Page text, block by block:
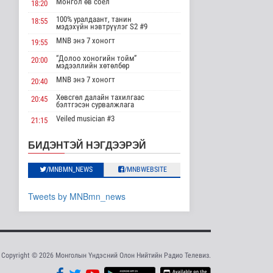
эрхлэгчдийг дэмжих
Нийгэм
2026-08-08 17:16
Сүхбаатар суманд
баригдаж буй 70 МВт-
ын хүчин ча..
Улс төр
2026-08-08 17:02
ашиглалтад орох..
2026-08-08 15:56
Улаанбаатарт шөнөдөө
2026-08-08 15:01
Хүүхдийн эрүүл,
18:20
18:55
100% уралдаант, танин
мэдэхүйн нэвтрүүлэг S2 #9
19:55
MNB энэ 7 хоногт
20:00
“Долоо хоногийн тойм”
мэдээллийн хөтөлбөр
20:40
MNB энэ 7 хоногт
20:45
Хөвсгөл далайн тахилгаас
бэлтгэсэн сурвалжлага
21:15
Veiled musician #3
23:35
“Гэрэлтэй цонх” үдшийн
хөтөлбөр
БИДЭНТЭЙ НЭГДЭЭРЭЙ
/MNBMN_NEWS /MNBWEBSITE
Tweets by MNBmn_news
Copyright © 2026 Монголын Үндэсний Олон Нийтийн Радио Телевиз.